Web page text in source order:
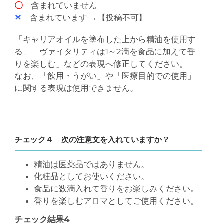
〇含まれていません
✕ 含まれています →【投稿不可】
「キャリアオイルを塗布した上から精油を使用す
る」「ヴァイタリティは1～2滴を食品に加えて香
りを楽しむ」などの表現へ修正してください。
なお、「飲用・うがい」や「医療目的での使用」
に関する表現は使用できません。
チェック４ 次の注意文を入れていますか？
精油は医薬品ではありません。
化粧品としてお使いください。
食品に数滴入れて香りをお楽しみください。
香りを楽しむアロマとしてご使用ください。
チェック結果4